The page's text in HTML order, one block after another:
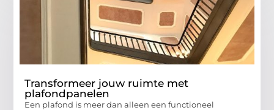
Transformeer jouw ruimte met
plafondpanelen
Een plafond is meer dan alleen een functioneel